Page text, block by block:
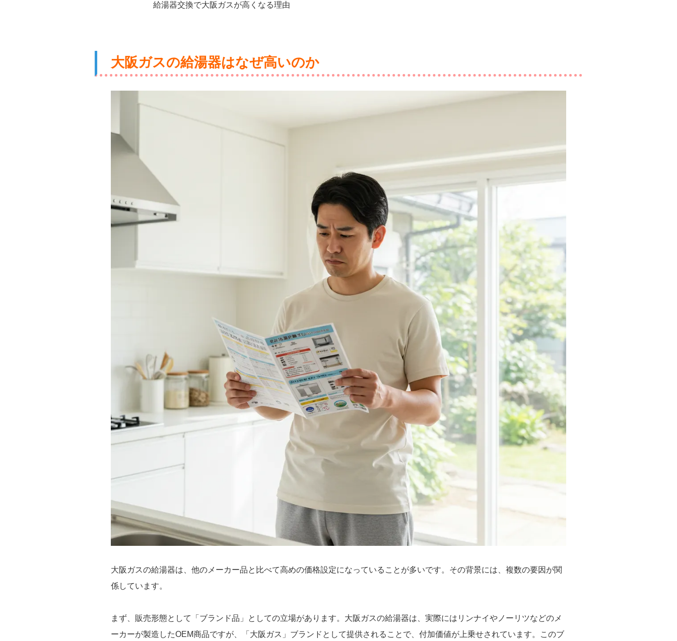
給湯器交換で大阪ガスが高くなる理由
大阪ガスの給湯器はなぜ高いのか
大阪ガスの給湯器は、他のメーカー品と比べて高めの価格設定になっていることが多いです。その背景には、複数の要因が関
係しています。
まず、販売形態として「ブランド品」としての立場があります。大阪ガスの給湯器は、実際にはリンナイやノーリツなどのメ
ーカーが製造したOEM商品ですが、「大阪ガス」ブランドとして提供されることで、付加価値が上乗せされています。このブ